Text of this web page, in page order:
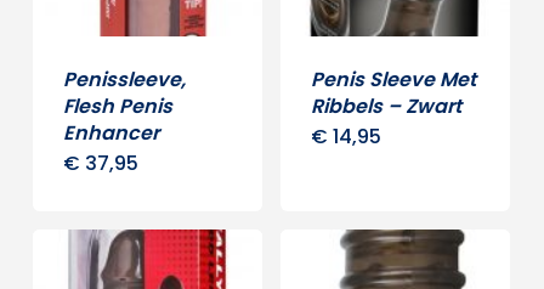
Penissleeve,
Flesh Penis
Enhancer
€ 37,95
Penis Sleeve Met
Ribbels – Zwart
€ 14,95